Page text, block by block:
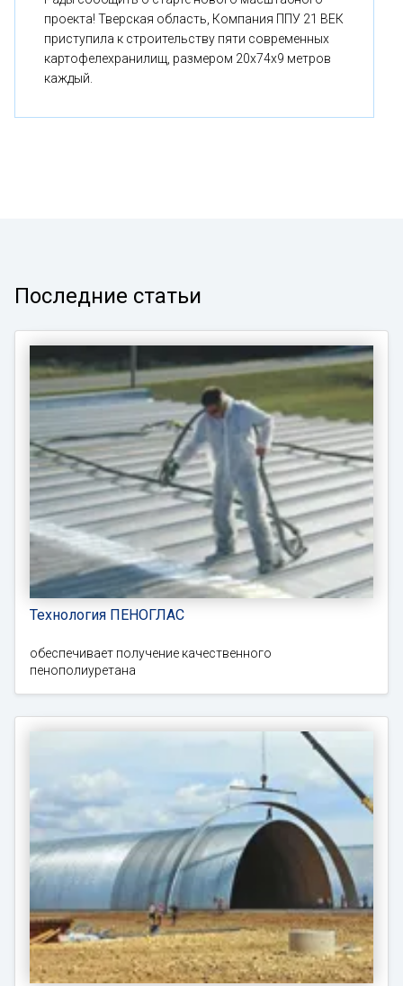
проекта! Тверская область, Компания ППУ 21 ВЕК
приступила к строительству пяти современных
картофелехранилищ, размером 20x74x9 метров
каждый.
Последние статьи
Технология ПЕНОГЛАС
обеспечивает получение качественного
пенополиуретана